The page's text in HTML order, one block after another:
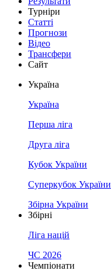
Турніри
Статті
Прогнози
Відео
Трансфери
Сайт
Україна
Україна
Перша ліга
Друга ліга
Кубок України
Суперкубок України
Збірна України
Збірні
Ліга націй
ЧС 2026
Чемпіонати